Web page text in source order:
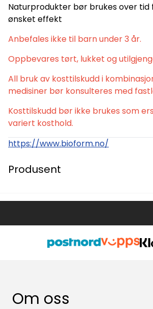
Naturprodukter bør brukes over tid
ønsket effekt
Anbefales ikke til barn under 3 år.
Oppbevares tørt, lukket og
All bruk av kosttilskudd i
medisiner bør konsulteres med
Kosttilskudd bør ikke brukes som
variert kosthold.
https://www.bioform.no/
Produsent
Om oss